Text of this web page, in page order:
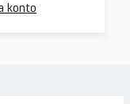
konto